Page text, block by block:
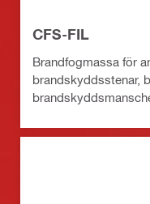
CFS-FIL
Brandfogmassa för
brandskyddsstenar,